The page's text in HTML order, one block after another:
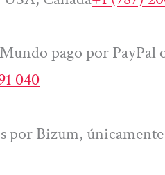
pago por PayPal
040
por Bizum,